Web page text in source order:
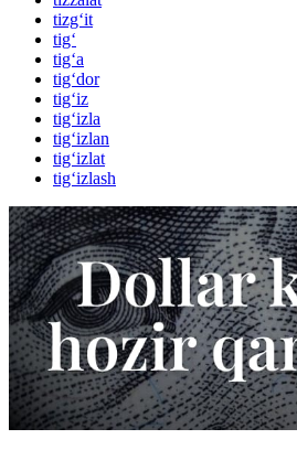
tizg‘it
tig‘
tig‘a
tig‘dor
tig‘iz
tig‘izla
tig‘izlan
tig‘izlat
tig‘izlash